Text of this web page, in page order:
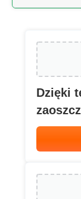
Dzięki